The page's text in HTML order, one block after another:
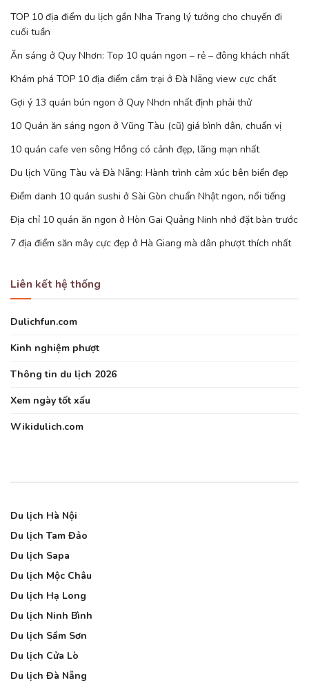
TOP 10 địa điểm du lịch gần Nha Trang lý tưởng cho chuyến đi
cuối tuần
Ăn sáng ở Quy Nhơn: Top 10 quán ngon – rẻ – đông khách nhất
Khám phá TOP 10 địa điểm cắm trại ở Đà Nẵng view cực chất
Gợi ý 13 quán bún ngon ở Quy Nhơn nhất định phải thử
10 Quán ăn sáng ngon ở Vũng Tàu (cũ) giá bình dân, chuẩn vị
10 quán cafe ven sông Hồng có cảnh đẹp, lãng mạn nhất
Du lịch Vũng Tàu và Đà Nẵng: Hành trình cảm xúc bên biển đẹp
Điểm danh 10 quán sushi ở Sài Gòn chuẩn Nhật ngon, nổi tiếng
Địa chỉ 10 quán ăn ngon ở Hòn Gai Quảng Ninh nhớ đặt bàn trước
7 địa điểm săn mây cực đẹp ở Hà Giang mà dân phượt thích nhất
Liên kết hệ thống
Dulichfun.com
Kinh nghiệm phượt
Thông tin du lịch 2026
Xem ngày tốt xấu
Wikidulich.com
Du lịch Hà Nội
Du lịch Tam Đảo
Du lịch Sapa
Du lịch Mộc Châu
Du lịch Hạ Long
Du lịch Ninh Bình
Du lịch Sầm Sơn
Du lịch Cửa Lò
Du lịch Đà Nẵng